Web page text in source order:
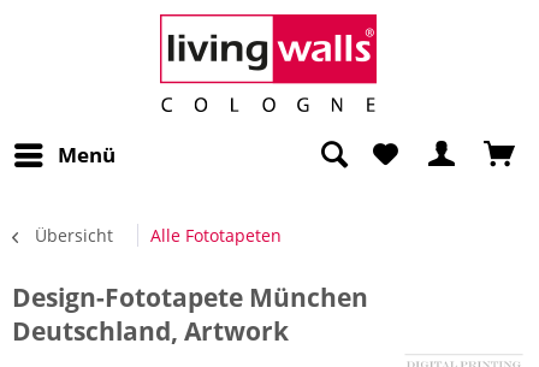
Menü
Übersicht Alle Fototapeten
Design-Fototapete München
Deutschland, Artwork